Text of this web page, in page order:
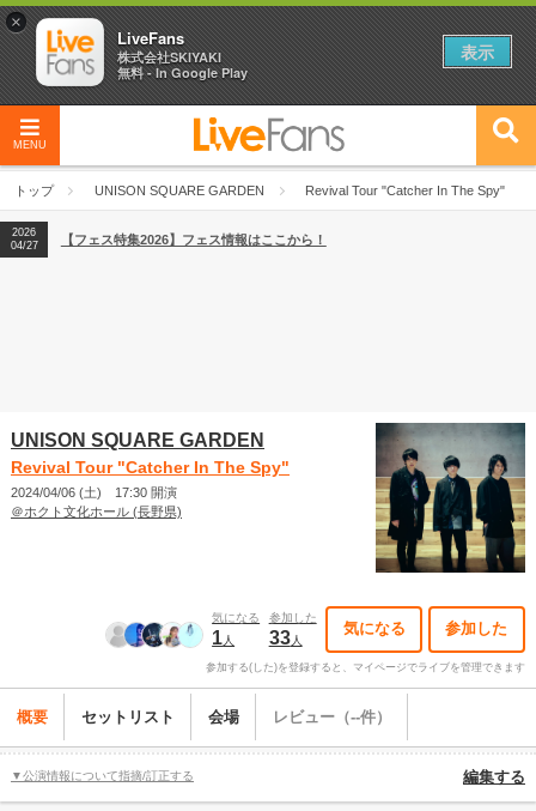
MENU
トップ UNISON SQUARE GARDEN Revival Tour "Catcher In The Spy"
2026
04/27
2026
【ライブ動員ランキング】2026年上半期編発表！
2026
04/27
【フェス特集2026】フェス情報はここから！
UNISON SQUARE GARDEN
Revival Tour "Catcher In The Spy"
2024/04/06 (土) 17:30 開演
＠ホクト文化ホール (長野県)
気になる
1人
参加した
33人
気になる 参加した
参加する(した)を登録すると、マイページでライブを管理できます
概要 セットリスト 会場 レビュー（--件）
▼公演情報について指摘/訂正する 編集する
×
LiveFans
株式会社SKIYAKI
無料 - In Google Play
表示